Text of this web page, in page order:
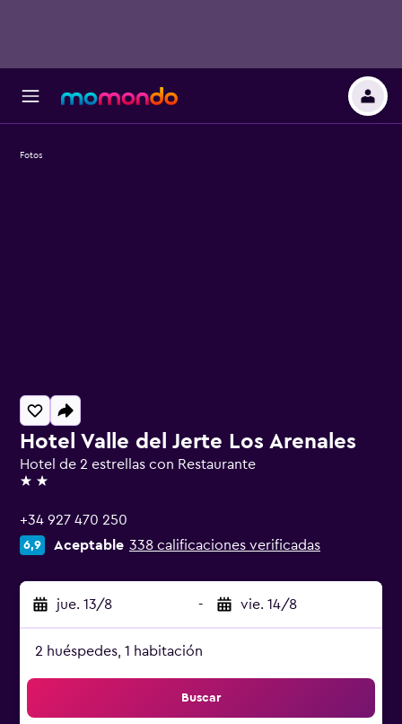
Hotel Valle del Jerte Los Arenales
Hotel de 2 estrellas con Restaurante
2 estrellas
+34 927 470 250
6,9 Aceptable 338 calificaciones verificadas
jue. 13/8 - vie. 14/8
2 huéspedes, 1 habitación
Buscar
Fotos